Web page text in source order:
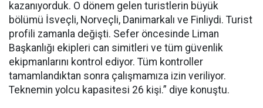
kazanıyorduk. O dönem gelen turistlerin büyük
bölümü İsveçli, Norveçli, Danimarkalı ve Finliydi. Turist
profili zamanla değişti. Sefer öncesinde Liman
Başkanlığı ekipleri can simitleri ve tüm güvenlik
ekipmanlarını kontrol ediyor. Tüm kontroller
tamamlandıktan sonra çalışmamıza izin veriliyor.
Teknemin yolcu kapasitesi 26 kişi.” diye konuştu.